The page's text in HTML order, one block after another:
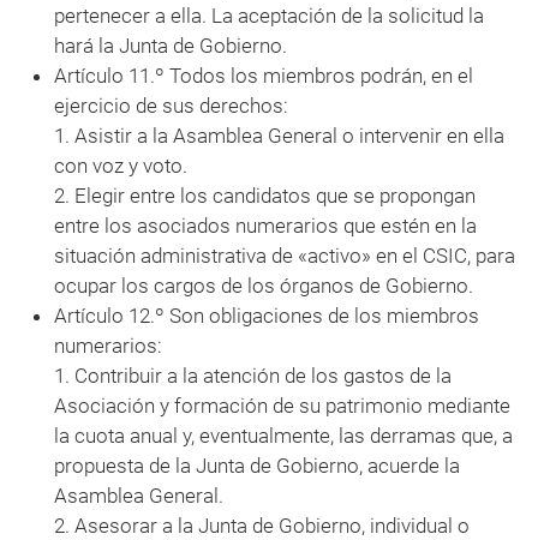
pertenecer a ella. La aceptación de la solicitud la
hará la Junta de Gobierno.
Artículo 11.º Todos los miembros podrán, en el
ejercicio de sus derechos:
1. Asistir a la Asamblea General o intervenir en ella
con voz y voto.
2. Elegir entre los candidatos que se propongan
entre los asociados numerarios que estén en la
situación administrativa de «activo» en el CSIC, para
ocupar los cargos de los órganos de Gobierno.
Artículo 12.º Son obligaciones de los miembros
numerarios:
1. Contribuir a la atención de los gastos de la
Asociación y formación de su patrimonio mediante
la cuota anual y, eventualmente, las derramas que, a
propuesta de la Junta de Gobierno, acuerde la
Asamblea General.
2. Asesorar a la Junta de Gobierno, individual o